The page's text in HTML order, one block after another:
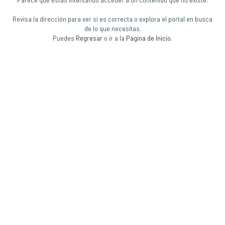
Revisa la dirección para ver si es correcta o explora el portal en busca
de lo que necesitas.
Puedes Regresar o ir a la Página de Inicio.